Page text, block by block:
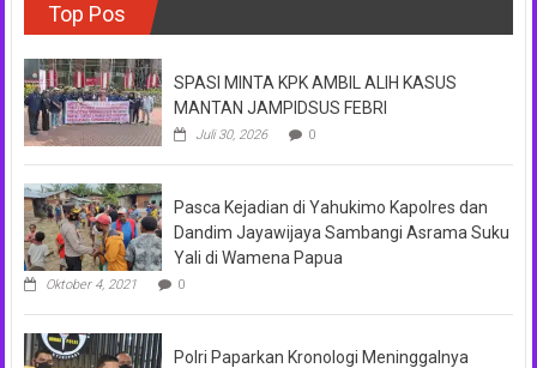
Top Pos
SPASI MINTA KPK AMBIL ALIH KASUS
MANTAN JAMPIDSUS FEBRI
Juli 30, 2026 0
Pasca Kejadian di Yahukimo Kapolres dan
Dandim Jayawijaya Sambangi Asrama Suku
Yali di Wamena Papua
Oktober 4, 2021 0
Polri Paparkan Kronologi Meninggalnya